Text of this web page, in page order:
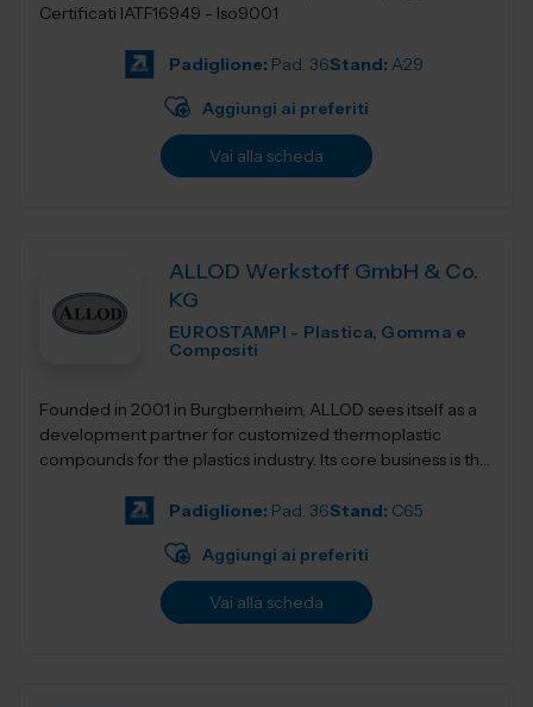
Certificati IATF16949 - Iso9001
Padiglione: Pad. 36Stand: A29
Aggiungi ai preferiti
Vai alla scheda
ALLOD Werkstoff GmbH & Co.
KG
EUROSTAMPI - Plastica, Gomma e
Compositi
Founded in 2001 in Burgbernheim, ALLOD sees itself as a
development partner for customized thermoplastic
compounds for the plastics industry. Its core business is the
Padiglione: Pad. 36Stand: C65
Aggiungi ai preferiti
Vai alla scheda